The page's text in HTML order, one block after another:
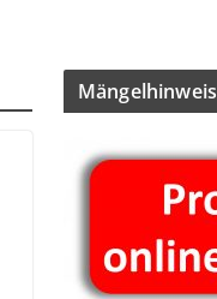
Män­gel­hin­weis